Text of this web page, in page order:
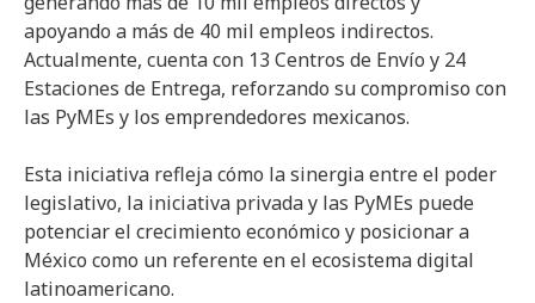
apoyando a más de 40 mil empleos indirectos.
Actualmente, cuenta con 13 Centros de Envío y 24
Estaciones de Entrega, reforzando su compromiso con
las PyMEs y los emprendedores mexicanos.
Esta iniciativa refleja cómo la sinergia entre el poder
legislativo, la iniciativa privada y las PyMEs puede
potenciar el crecimiento económico y posicionar a
México como un referente en el ecosistema digital
latinoamericano.